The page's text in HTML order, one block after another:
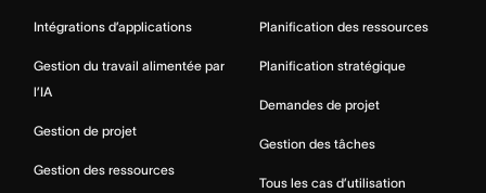
Intégrations d’applications
Gestion du travail alimentée par
l’IA
Gestion de projet
Gestion des ressources
Planification des ressources
Planification stratégique
Demandes de projet
Gestion des tâches
Tous les cas d’utilisation